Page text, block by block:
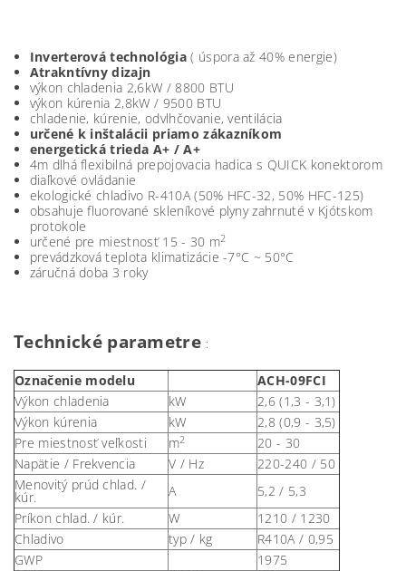
Inverterová technológia( úspora až 40% energie)
Atrakntívny dizajn
výkon chladenia 2,6kW / 8800 BTU
výkon kúrenia 2,8kW / 9500 BTU
chladenie, kúrenie, odvlhčovanie, ventilácia
určené k inštalácii priamo zákazníkom
energetická trieda A+ / A+
4m dlhá flexibilná prepojovacia hadica s QUICK konektorom
diaľkové ovládanie
ekologické chladivo R-410A (50% HFC-32, 50% HFC-125)
obsahuje fluorované skleníkové plyny zahrnuté v Kjótskom
protokole
určené pre miestnosť 15 - 30 m2
prevádzková teplota klimatizácie -7°C ~ 50°C
záručná doba 3 roky
Technické parametre :
Označenie modelu
ACH-09FCI
Výkon chladenia
kW
2,6 (1,3 - 3,1)
Výkon kúrenia
kW
2,8 (0,9 - 3,5)
Pre miestnosť veľkosti
m2
20 - 30
Napätie / Frekvencia
V / Hz
220-240 / 50
Menovitý prúd chlad. /
kúr. A
5,2 / 5,3
Príkon chlad. / kúr.
W
1210 / 1230
Chladivo
typ / kg
R410A / 0,95
GWP
1975